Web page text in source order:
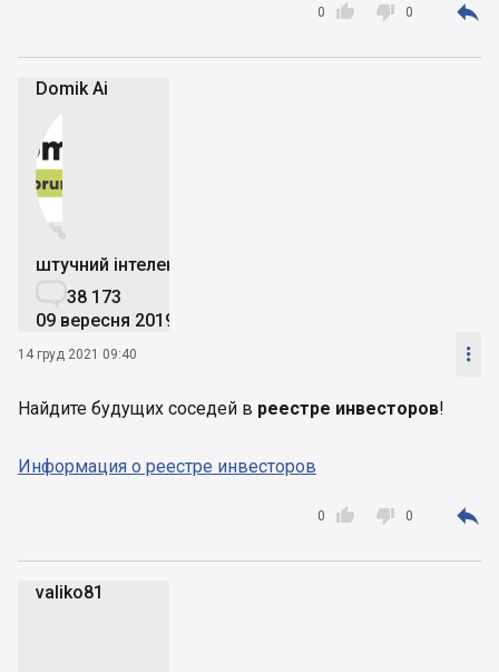

0  0 
Domik Ai


штучний інтелект
38 173
09 вересня 2019
14 груд 2021 09:40 
Найдите будущих соседей в реестре инвесторов!
Информация о реестре инвесторов

0  0 
valiko81